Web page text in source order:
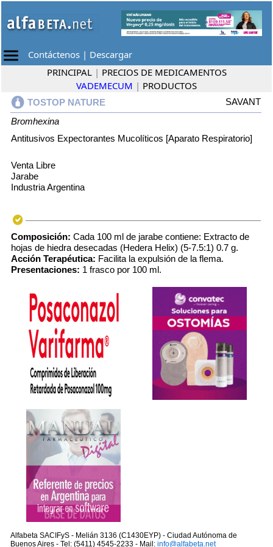
Contáctenos | Descargar
PRINCIPAL | PRECIOS DE MEDICAMENTOS
VADEMECUM | PRODUCTOS
TOSTOP NATURE
SAVANT
Bromhexina
Antitusivos Expectorantes Mucolíticos [Aparato Respiratorio]
Venta Libre
Jarabe
Industria Argentina
Composición: Cada 100 ml de jarabe contiene: Extracto de
hojas de hiedra desecadas (Hedera Helix) (5-7.5:1) 0.7 g.
Acción Terapéutica: Facilita la expulsión de la flema.
Presentaciones: 1 frasco por 100 ml.
Alfabeta SACIFyS - Melián 3136 (C1430EYP) - Ciudad Autónoma de
Buenos Aires - Tel: (5411) 4545-2233 - Mail: info@alfabeta.net